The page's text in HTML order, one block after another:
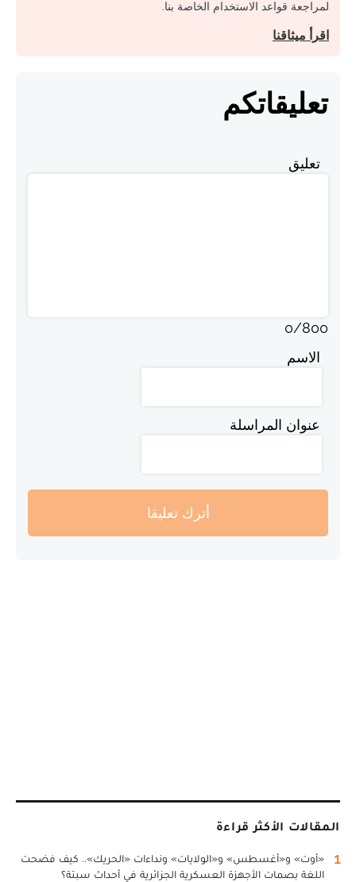
لمراجعة قواعد الاستخدام الخاصة بنا.
اقرأ ميثاقنا
تعليقاتكم
تعليق
0/800
الاسم
عنوان المراسلة
أترك تعليقا
المقالات الأكثر قراءة
1
«أوت» و«أغسطس» و«الولايات» ونداءات «الحريك».. كيف فضحت
اللغة بصمات الأجهزة العسكرية الجزائرية في أحداث سبتة؟